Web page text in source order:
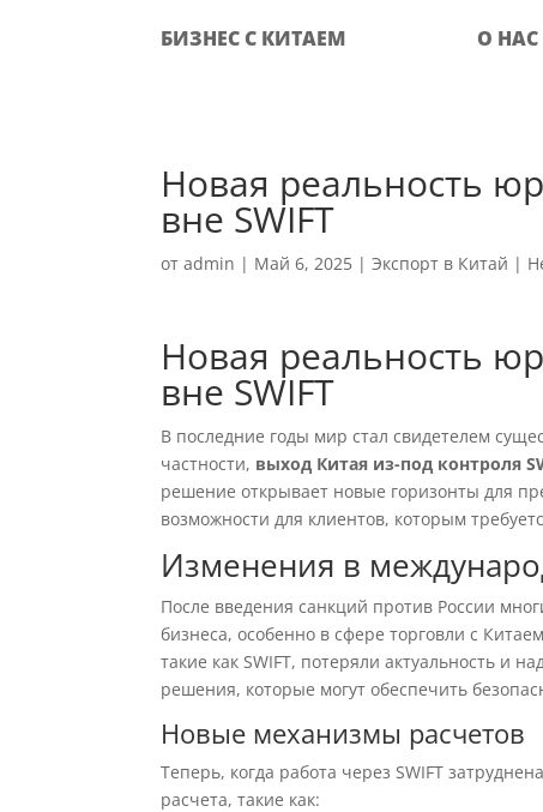
БИЗНЕС С КИТАЕМ О НАС
Новая реальность
вне SWIFT
отadmin | Май 6, 2025 |Экспорт в Китай |
Новая реальность
вне SWIFT
В последние годы мир стал свидетелем
частности, выход Китая из-под контроля
решение открывает новые горизонты для
возможности для клиентов, которым
Изменения в
После введения санкций против России
бизнеса, особенно в сфере торговли с
такие как SWIFT, потеряли актуальность и
решения, которые могут обеспечить
Новые механизмы расчетов
Теперь, когда работа через SWIFT
расчета, такие как: